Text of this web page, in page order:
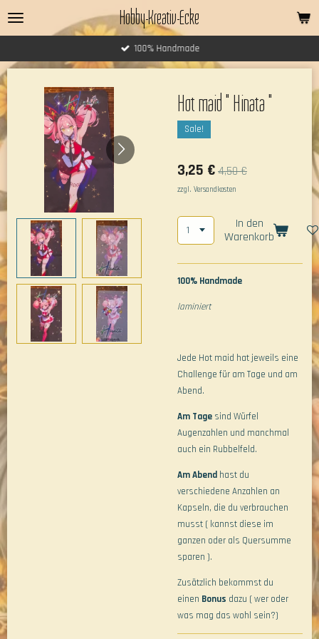
Zum
Hauptinhalt
Hobby-Kreativ-Ecke
100% Handmade
Hot maid " Hinata "
Sale!
3,25 €4,50 €
zzgl. Versandkosten
In den
Warenkorb
100% Handmade
laminiert
Jede Hot maid hat jeweils eine
Challenge für am Tage und am
Abend.
Am Tage sind Würfel
Augenzahlen und manchmal
auch ein Rubbelfeld.
Am Abend hast du
verschiedene Anzahlen an
Kapseln, die du verbrauchen
musst ( kannst diese im
ganzen oder als Quersumme
sparen ).
Zusätzlich bekommst du
einen Bonus dazu ( wer oder
was mag das wohl sein?)